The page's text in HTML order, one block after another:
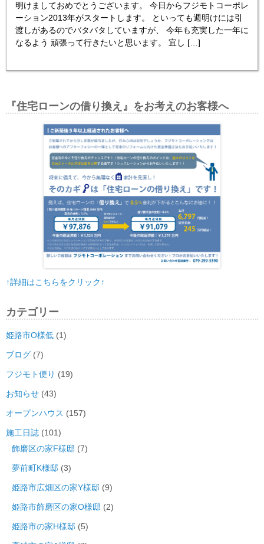
明けましておめでとうございます。 今日からフジモトコーポレ
ーション2013年がスタートします。 といっても週明けには引
渡しがあるのでバタバタしていますが、 今年も充実した一年に
なるよう 頑張って行きたいと思います。 宜し […]
『住宅ローンの借り換え』をお考えのお客様へ
↑詳細はこちらをクリック↑
カテゴリー
姫路市O様低 (1)
ブログ (7)
フジモト便り (19)
お知らせ (43)
オープンハウス (157)
施工日誌 (101)
飾磨区の家F様邸 (7)
夢前町K様邸 (3)
姫路市広畑区の家Y様邸 (9)
姫路市飾磨区の家O様邸 (2)
姫路市の家H様邸 (5)